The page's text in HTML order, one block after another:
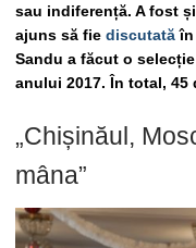
sau indiferență. A fost
ajuns să fie discutatăîn
Sandu a făcut o
anului 2017. În total, 45
„Chișinăul,
mâna”